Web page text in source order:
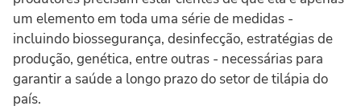
um elemento em toda uma série de medidas -
incluindo biossegurança, desinfecção, estratégias de
produção, genética, entre outras - necessárias para
garantir a saúde a longo prazo do setor de tilápia do
país.